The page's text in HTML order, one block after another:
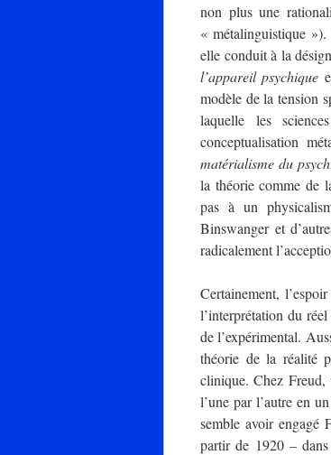
non plus une
« métalinguistique
elle conduit à la
l’appareil psychique
modèle de la tension
laquelle les
conceptualisation
matérialisme du
la théorie comme de
pas à un
Binswanger et
radicalement
Certainement,
l’interprétation du
de l’expérimental.
théorie de la réalité
clinique. Chez Freud,
l’une par l’autre en
semble avoir engagé
partir de 1920 –